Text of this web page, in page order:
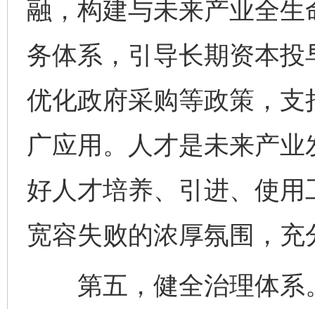
融，构建与未来产业全
务体系，引导长期资本
优化政府采购等政策，
广应用。人才是未来产
好人才培养、引进、使
宽容失败的浓厚氛围，
第五，健全治理体系